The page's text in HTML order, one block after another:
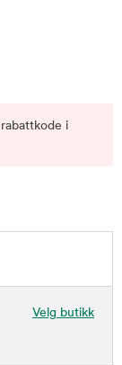
i
Velg butikk